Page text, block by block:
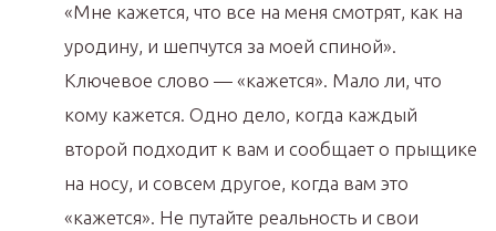
«Мне кажется, что все на меня смотрят, как на
уродину, и шепчутся за моей спиной».
Ключевое слово — «кажется». Мало ли, что
кому кажется. Одно дело, когда каждый
второй подходит к вам и сообщает о прыщике
на носу, и совсем другое, когда вам это
«кажется». Не путайте реальность и свои